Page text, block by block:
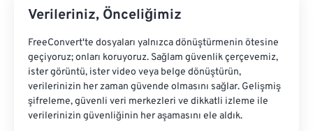
Verileriniz, Önceliğimiz
FreeConvert'te dosyaları yalnızca dönüştürmenin ötesine
geçiyoruz; onları koruyoruz. Sağlam güvenlik çerçevemiz,
ister görüntü, ister video veya belge dönüştürün,
verilerinizin her zaman güvende olmasını sağlar. Gelişmiş
şifreleme, güvenli veri merkezleri ve dikkatli izleme ile
verilerinizin güvenliğinin her aşamasını ele aldık.